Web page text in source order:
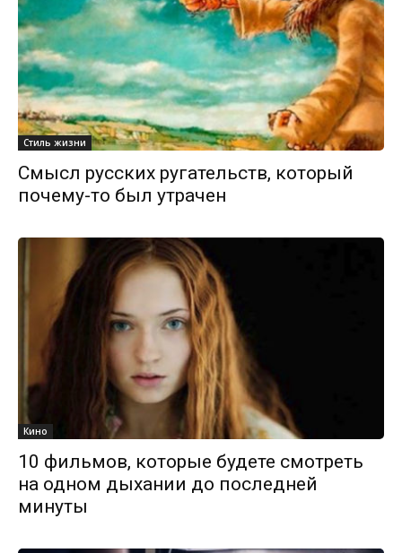
Стиль жизни
Смысл русских ругательств, который
почему-то был утрачен
Кино
10 фильмов, которые будете смотреть
на одном дыхании до последней
минуты